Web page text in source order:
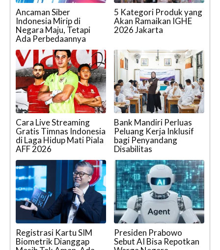
Ancaman Siber
Indonesia Mirip di
Negara Maju, Tetapi
Ada Perbedaannya
5 Kategori Produk yang
Akan Ramaikan IGHE
2026 Jakarta
Cara Live Streaming
Gratis Timnas Indonesia
di Laga Hidup Mati Piala
AFF 2026
Bank Mandiri Perluas
Peluang Kerja Inklusif
bagi Penyandang
Disabilitas
Registrasi Kartu SIM
Biometrik Dianggap
Presiden Prabowo
Sebut AI Bisa Repotkan